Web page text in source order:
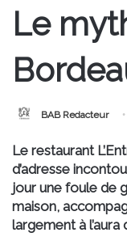
Le
BAB Redacteur
Le restaurant
d’adresse
jour une foule de
maison,
largement à l’aura